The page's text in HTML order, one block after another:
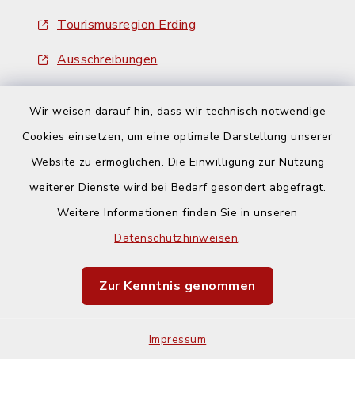
Wir weisen darauf hin, dass wir technisch notwendige
Cookies einsetzen, um eine optimale Darstellung unserer
Website zu ermöglichen. Die Einwilligung zur Nutzung
weiterer Dienste wird bei Bedarf gesondert abgefragt.
Weitere Informationen finden Sie in unseren
Datenschutzhinweisen.
Zur Kenntnis genommen
Impressum
Tourismusregion Erding
Ausschreibungen
Barrierefreiheit
Impressum
Sitemap